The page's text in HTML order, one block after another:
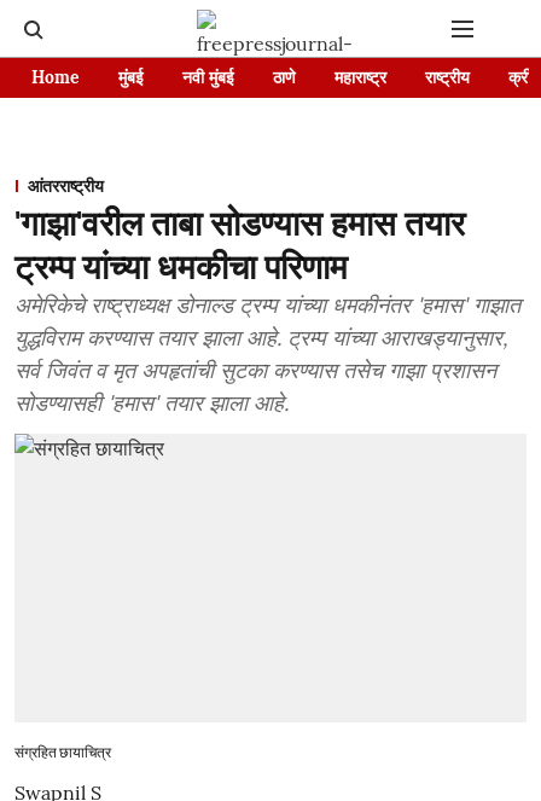
Home मुंबई नवी मुंबई ठाणे महाराष्ट्र राष्ट्रीय
आंतरराष्ट्रीय
'गाझा'वरील ताबा सोडण्यास हमास तयार
ट्रम्प यांच्या धमकीचा परिणाम
अमेरिकेचे राष्ट्राध्यक्ष डोनाल्ड ट्रम्प यांच्या धमकीनंतर 'हमास' गाझात
युद्धविराम करण्यास तयार झाला आहे. ट्रम्प यांच्या आराखड्यानुसार,
सर्व जिवंत व मृत अपहृतांची सुटका करण्यास तसेच गाझा प्रशासन
सोडण्यासही 'हमास' तयार झाला आहे.
संग्रहित छायाचित्र
Swapnil S